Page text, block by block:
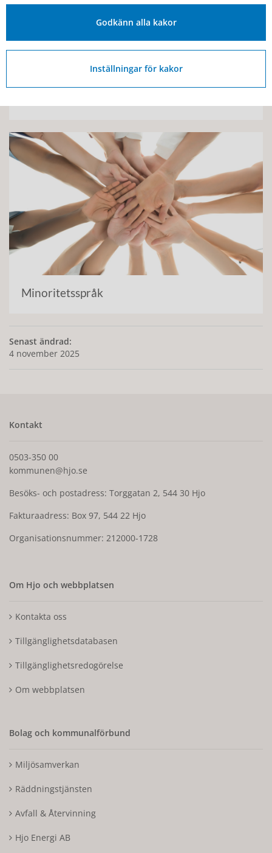
Minoritetsspråk
Senast ändrad:
4 november 2025
Kontakt
0503-350 00
kommunen@hjo.se
Besöks- och postadress: Torggatan 2, 544 30 Hjo
Fakturaadress: Box 97, 544 22 Hjo
Organisationsnummer: 212000-1728
Om Hjo och webbplatsen
Kontakta oss
Tillgänglighetsdatabasen
Tillgänglighetsredogörelse
Om webbplatsen
Bolag och kommunalförbund
Miljösamverkan
Räddningstjänsten
Avfall & Återvinning
Hjo Energi AB
Godkänn alla kakor
Inställningar för kakor